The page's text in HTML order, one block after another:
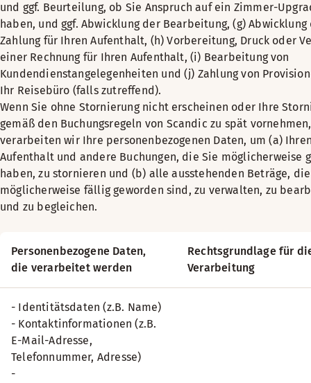
und ggf. Beurteilung, ob Sie Anspruch auf ein Zimmer-
haben, und ggf. Abwicklung der Bearbeitung, (g) Abwicklung
Zahlung für Ihren Aufenthalt, (h) Vorbereitung, Druck oder
einer Rechnung für Ihren Aufenthalt, (i) Bearbeitung von
Kundendienstangelegenheiten und (j) Zahlung von
Ihr Reisebüro (falls zutreffend).
Wenn Sie ohne Stornierung nicht erscheinen oder Ihre
gemäß den Buchungsregeln von Scandic zu spät vornehmen,
verarbeiten wir Ihre personenbezogenen Daten, um (a)
Aufenthalt und andere Buchungen, die Sie möglicherweise
haben, zu stornieren und (b) alle ausstehenden Beträge, die
möglicherweise fällig geworden sind, zu verwalten, zu
und zu begleichen.
Personenbezogene Daten,
die verarbeitet werden
Rechtsgrundlage für
Verarbeitung
- Identitätsdaten (z.B. Name)
- Kontaktinformationen (z.B.
E-Mail-Adresse,
Telefonnummer, Adresse)
-